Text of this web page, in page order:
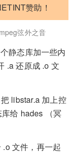
赞助！
弦外之音
静态库加一些内
.a 还原成 .o 文
libstar.a 加上控
给 hades （冥
文件，再一起